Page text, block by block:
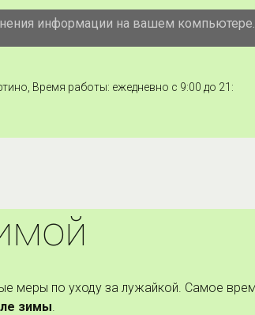
ш., 41, корп. 1,Офис
Время работы: ежедневно с 9:00 до 21:
меры по уходу за лужайкой. Самое
зимы.
информации на вашем компьютере.